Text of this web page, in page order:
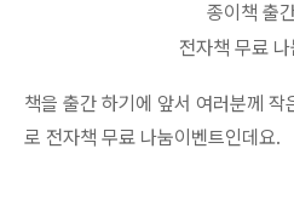
종이책 출
전자책 무료
책을 출간 하기에 앞서 여러분께
로 전자책 무료 나눔이벤트인데요.